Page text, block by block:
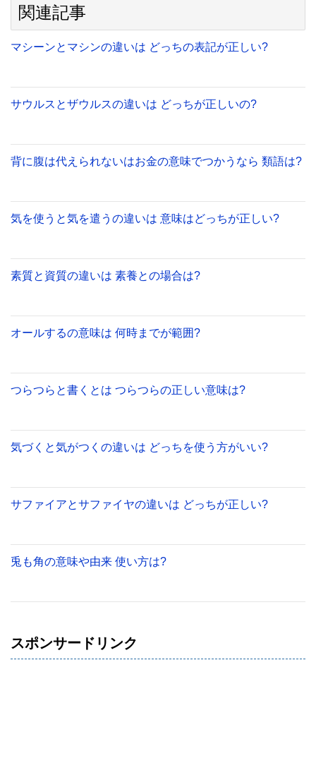
関連記事
マシーンとマシンの違いは どっちの表記が正しい?
サウルスとザウルスの違いは どっちが正しいの?
背に腹は代えられないはお金の意味でつかうなら 類語は?
気を使うと気を遣うの違いは 意味はどっちが正しい?
素質と資質の違いは 素養との場合は?
オールするの意味は 何時までが範囲?
つらつらと書くとは つらつらの正しい意味は?
気づくと気がつくの違いは どっちを使う方がいい?
サファイアとサファイヤの違いは どっちが正しい?
兎も角の意味や由来 使い方は?
スポンサードリンク